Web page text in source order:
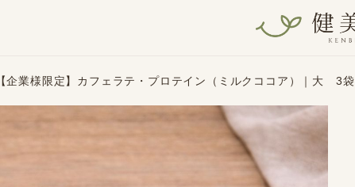
【企業様限定】カフェラテ・プロテイン（ミルクココア）｜大 3袋